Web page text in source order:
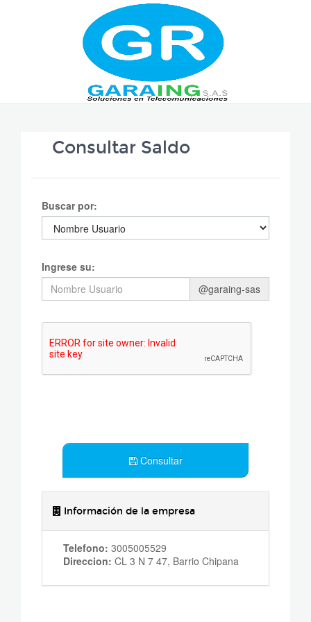
Consultar Saldo
Buscar por:
Ingrese su:
@garaing-sas
Consultar
Información de la empresa
Telefono: 3005005529
Direccion: CL 3 N 7 47, Barrio Chipana